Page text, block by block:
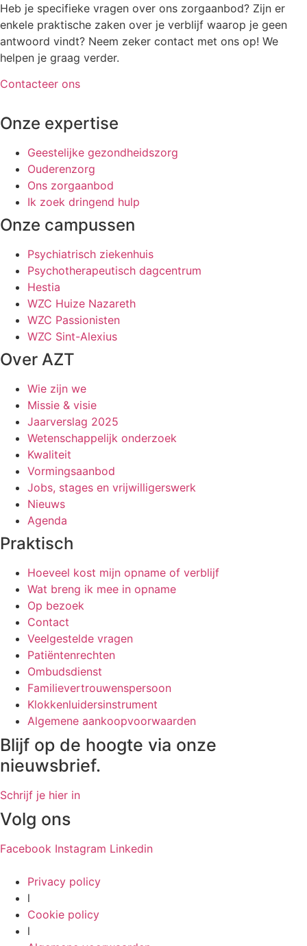
Heb je specifieke vragen over ons zorgaanbod? Zijn er
enkele praktische zaken over je verblijf waarop je geen
antwoord vindt? Neem zeker contact met ons op! We
helpen je graag verder.
Contacteer ons
Onze expertise
Geestelijke gezondheidszorg
Ouderenzorg
Ons zorgaanbod
Ik zoek dringend hulp
Onze campussen
Psychiatrisch ziekenhuis
Psychotherapeutisch dagcentrum
Hestia
WZC Huize Nazareth
WZC Passionisten
WZC Sint-Alexius
Over AZT
Wie zijn we
Missie & visie
Jaarverslag 2025
Wetenschappelijk onderzoek
Kwaliteit
Vormingsaanbod
Jobs, stages en vrijwilligerswerk
Nieuws
Agenda
Praktisch
Hoeveel kost mijn opname of verblijf
Wat breng ik mee in opname
Op bezoek
Contact
Veelgestelde vragen
Patiëntenrechten
Ombudsdienst
Familievertrouwenspersoon
Klokkenluidersinstrument
Algemene aankoopvoorwaarden
Blijf op de hoogte via onze
nieuwsbrief.
Schrijf je hier in
Volg ons
Facebook Instagram Linkedin
Privacy policy
l
Cookie policy
l